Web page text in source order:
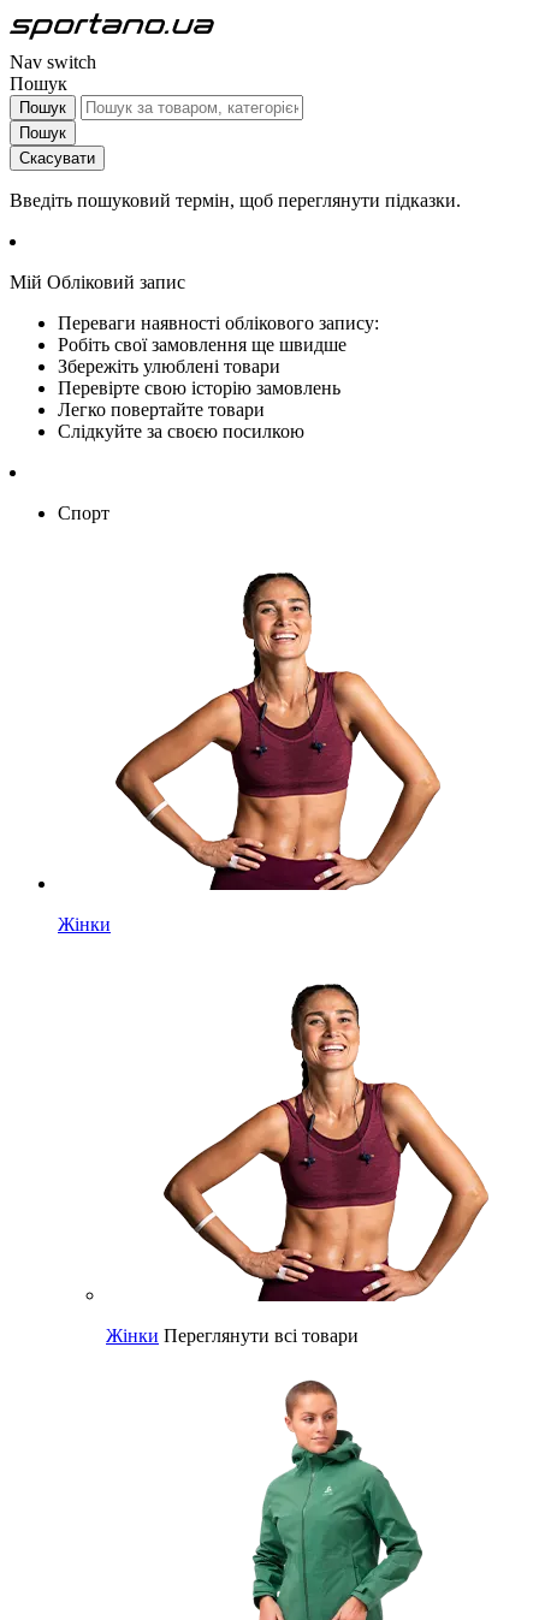
Nav switch
Пошук
Пошук
Пошук
Скасувати
Введіть пошуковий термін, щоб переглянути підказки.
Мій Обліковий запис
Переваги наявності облікового запису:
Робіть свої замовлення ще швидше
Збережіть улюблені товари
Перевірте свою історію замовлень
Легко повертайте товари
Слідкуйте за своєю посилкою
Спорт
Жінки
Жінки Переглянути всі товари